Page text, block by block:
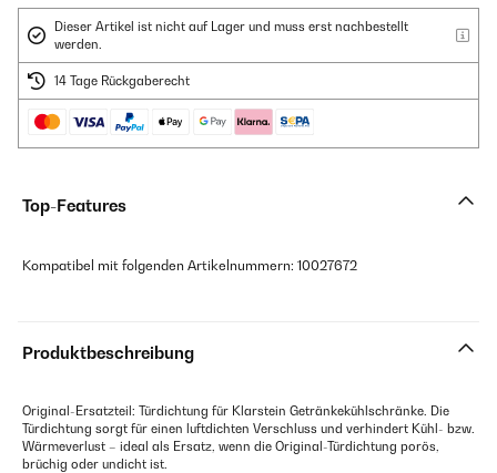
Dieser Artikel ist nicht auf Lager und muss erst nachbestellt
werden.
14 Tage Rückgaberecht
Top-Features
Kompatibel mit folgenden Artikelnummern: 10027672
Produktbeschreibung
Original-Ersatzteil: Türdichtung für Klarstein Getränkekühlschränke. Die
Türdichtung sorgt für einen luftdichten Verschluss und verhindert Kühl- bzw.
Wärmeverlust – ideal als Ersatz, wenn die Original-Türdichtung porös,
brüchig oder undicht ist.